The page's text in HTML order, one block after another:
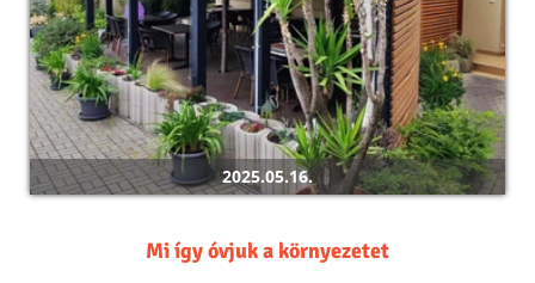
2025.05.16.
Mi így óvjuk a környezetet